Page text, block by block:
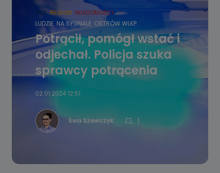
HOT REGION WIADOMOŚCI
LUDZIE NA SYGNALE OSTRÓW WLKP.
Potrącił, pomógł wstać i
odjechał. Policja szuka
sprawcy potrącenia
02.01.2024 12:51
Ewa Szewczyk 1